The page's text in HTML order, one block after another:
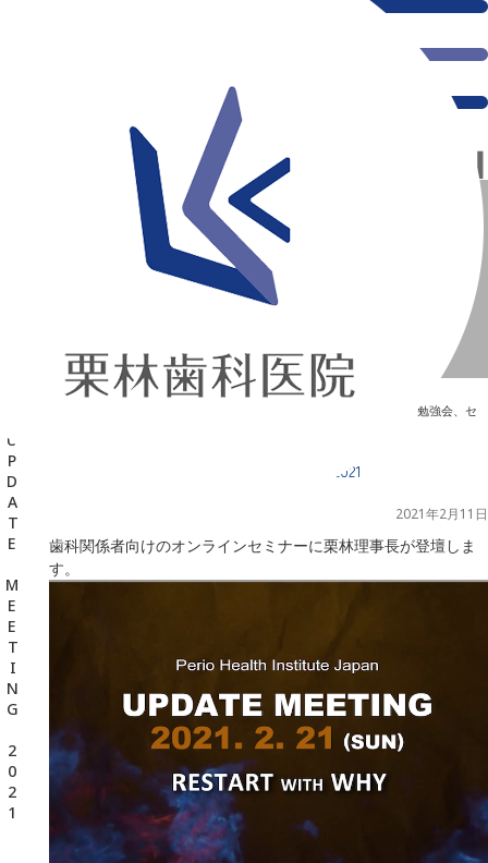
千葉県の新浦安にある歯医者｜【理事長登壇】PHIJ UPDATE MEETING 2021 【理事長登壇】PHIJ UPDATE MEETING 2021
勉強会、セ
【理事長登壇】PHIJ UPDATE MEETING 2021
2021年2月11日
歯科関係者向けのオンラインセミナーに栗林理事長が登壇しま
す。